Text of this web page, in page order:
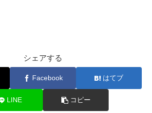
シェアする
Facebook はてブ
LINE コピー